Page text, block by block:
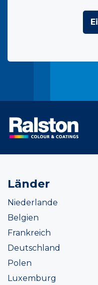
Länder
Niederlande
Belgien
Frankreich
Deutschland
Polen
Luxemburg